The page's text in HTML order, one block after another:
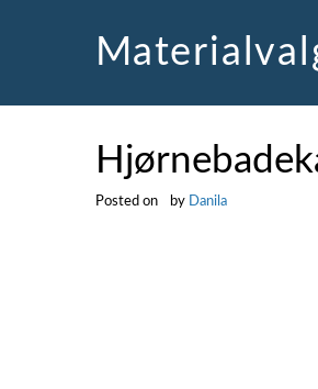
Posted on by Danila